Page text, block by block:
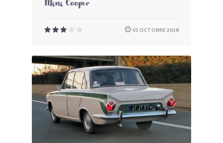
Mini Cooper
01 OCTOBRE 2018